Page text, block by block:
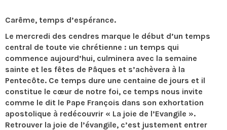
Carême, temps d’espérance.
Le mercredi des cendres marque le début d’un temps
central de toute vie chrétienne : un temps qui
commence aujourd’hui, culminera avec la semaine
sainte et les fêtes de Pâques et s’achèvera à la
Pentecôte. Ce temps dure une centaine de jours et il
constitue le cœur de notre foi, ce temps nous invite
comme le dit le Pape François dans son exhortation
apostolique à redécouvrir « La joie de l’Evangile ».
Retrouver la joie de l’évangile, c’est justement entrer